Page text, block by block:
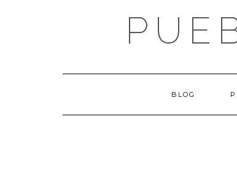
BLOG